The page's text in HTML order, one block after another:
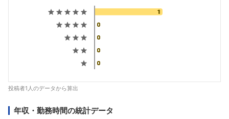
投稿者1人のデータから算出
年収・勤務時間の統計データ